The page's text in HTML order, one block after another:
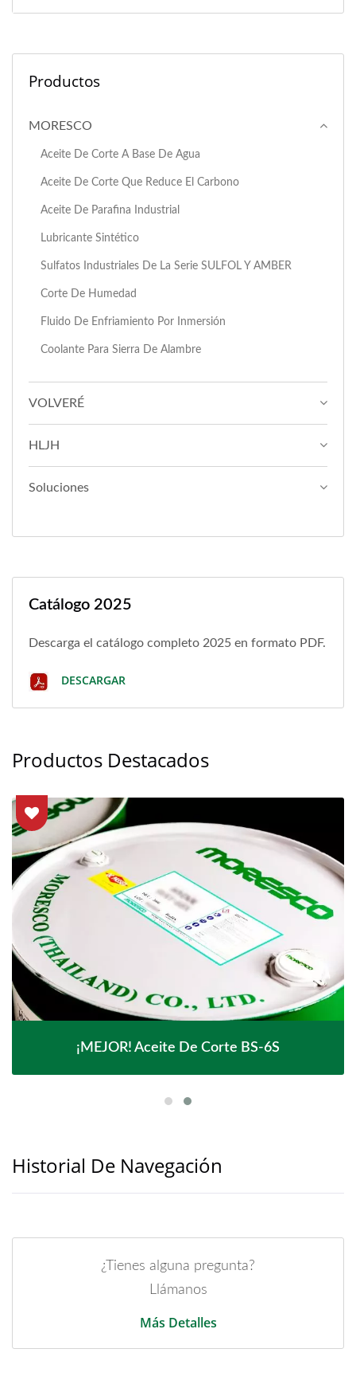
Productos
MORESCO
Aceite De Corte A Base De Agua
Aceite De Corte Que Reduce El Carbono
Aceite De Parafina Industrial
Lubricante Sintético
Sulfatos Industriales De La Serie SULFOL Y AMBER
Corte De Humedad
Fluido De Enfriamiento Por Inmersión
Coolante Para Sierra De Alambre
VOLVERÉ
HLJH
Soluciones
Catálogo 2025
Descarga el catálogo completo 2025 en formato PDF.
DESCARGAR
Productos Destacados
¡MEJOR! Aceite De Corte BS-6S
Historial De Navegación
¿Tienes alguna pregunta?
Llámanos
Más Detalles